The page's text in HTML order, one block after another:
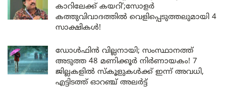
കാറിലേക്ക് കയറി’;സോളർ
കത്തുവിവാദത്തിൽ വെളിപ്പെടുത്തലുമായി 4
സാക്ഷികൾ!
ഡോൾഫിൻ വില്ലനായി; സംസ്ഥാനത്ത്
അടുത്ത 48 മണിക്കൂർ നിർണായകം! 7
ജില്ലകളിൽ സ്കൂളുകൾക്ക് ഇന്ന് അവധി,
എട്ടിടത്ത് ഓറഞ്ച് അലർട്ട്